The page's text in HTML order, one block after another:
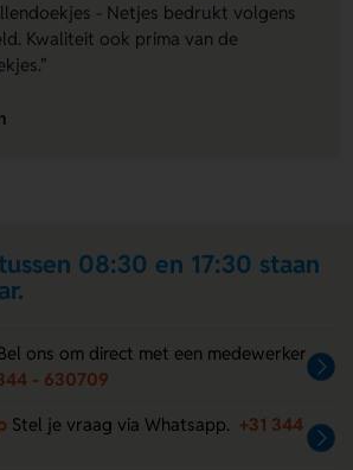
- Netjes bedrukt volgens
Kwaliteit ook prima van de
08:30 en 17:30 staan
ons om direct met een medewerker
- 630709
Stel je vraag via Whatsapp. +31 344